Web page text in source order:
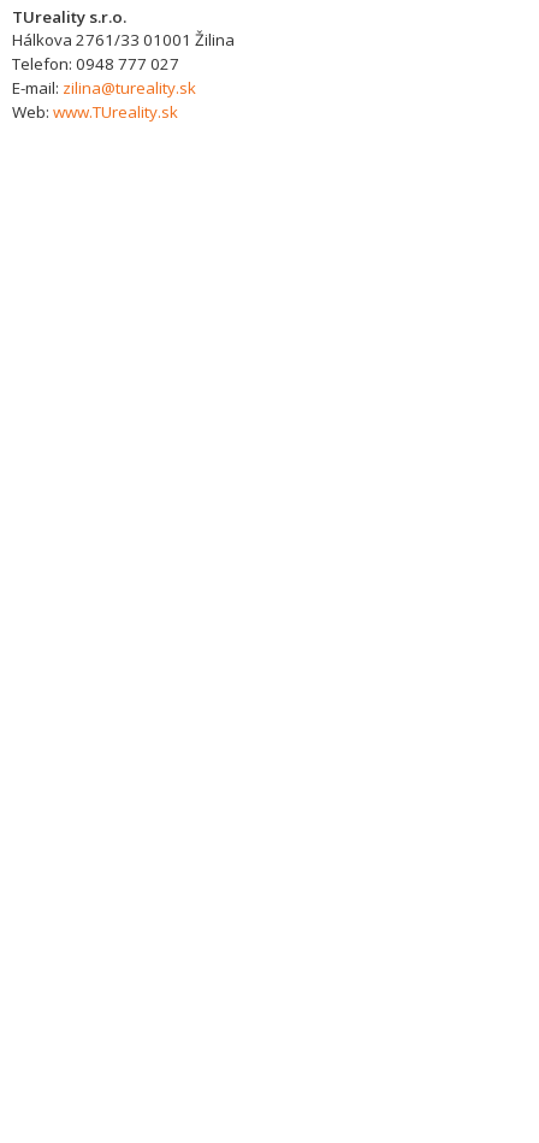
TUreality s.r.o.
Hálkova 2761/33 01001 Žilina
Telefon: 0948 777 027
E-mail: zilina@tureality.sk
Web: www.TUreality.sk